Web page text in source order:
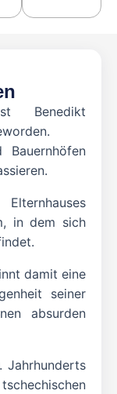
Benedikt
Bauernhöfen
in dem sich
damit eine
seiner
absurden
Jahrhunderts